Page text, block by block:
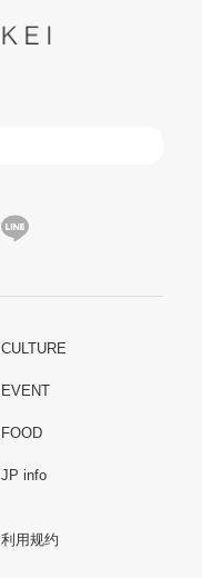
CULTURE
EVENT
FOOD
JP info
利用规约